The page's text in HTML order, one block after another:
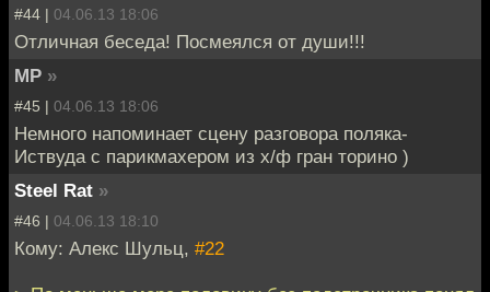
#44 | 04.06.13 18:06
Отличная беседа! Посмеялся от души!!!
MP »
#45 | 04.06.13 18:06
Немного напоминает сцену разговора поляка-
Иствуда с парикмахером из х/ф гран торино )
Steel Rat »
#46 | 04.06.13 18:10
Кому: Алекс Шульц, #22